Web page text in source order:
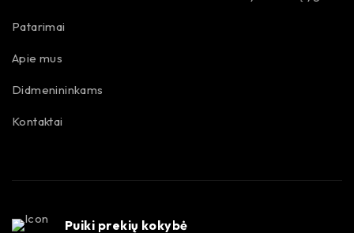
Patarimai
Apie mus
Didmenininkams
Kontaktai
Puiki prekių kokybė